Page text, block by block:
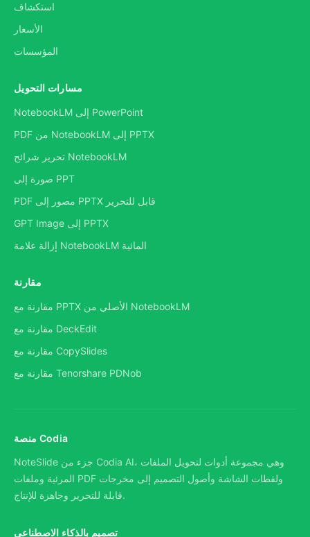
استكشاف
الأسعار
المؤسسات
مسارات التحويل
NotebookLM إلى PowerPoint
PDF من NotebookLM إلى PPTX
تحرير شرائح NotebookLM
صورة إلى PPT
PDF مصور إلى PPTX قابل للتحرير
GPT Image إلى PPTX
إزالة علامة NotebookLM المائية
مقارنة
مقارنة مع PPTX الأصلي من NotebookLM
مقارنة مع DeckEdit
مقارنة مع CopySlides
مقارنة مع Tenorshare PDNob
منصة Codia
NoteSlide جزء من Codia AI، وهي مجموعة أدوات لتحويل الملفات
المرئية وملفات PDF ولقطات الشاشة وأصول التصميم إلى مخرجات
قابلة للتحرير وجاهزة للإنتاج.
تصميم بالذكاء الاصطناعي